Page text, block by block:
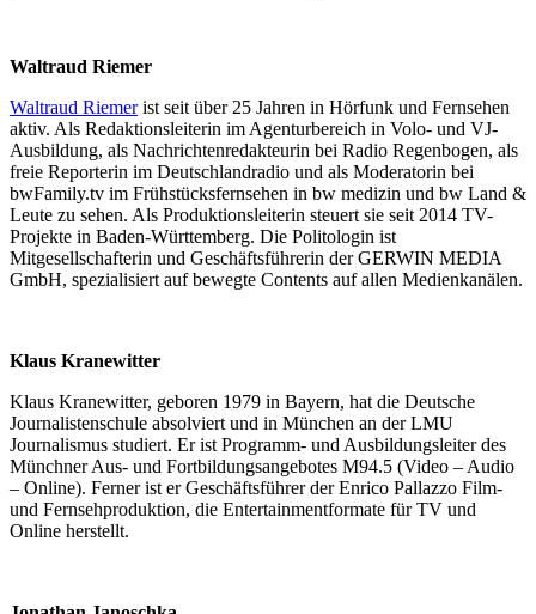
Waltraud Riemer
Waltraud Riemerist seit über 25 Jahren in Hörfunk und Fernsehen
aktiv. Als Redaktionsleiterin im Agenturbereich in Volo- und VJ-
Ausbildung, als Nachrichtenredakteurin bei Radio Regenbogen, als
freie Reporterin im Deutschlandradio und als Moderatorin bei
bwFamily.tv im Frühstücks­fernsehen in bw medizin und bw Land &
Leute zu sehen. Als Produktionsleiterin steuert sie seit 2014 TV-
Projekte in Baden-Württemberg. Die Politologin ist
Mitgesellschafterin und Geschäfts­führerin der GERWIN MEDIA
GmbH, spezialisiert auf bewegte Contents auf allen Medienkanälen.
Klaus Kranewitter
Klaus Kranewitter, geboren 1979 in Bayern, hat die Deutsche
Journalistenschule absolviert und in München an der LMU
Journalismus studiert. Er ist Programm- und Ausbildungsleiter des
Münchner Aus- und Fortbildungsangebotes M94.5 (Video – Audio
– Online). Ferner ist er Geschäftsführer der Enrico Pallazzo Film-
und Fernsehproduktion, die Entertainmentformate für TV und
Online herstellt.